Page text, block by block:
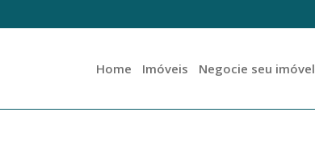
Home Imóveis Negocie seu imóvel